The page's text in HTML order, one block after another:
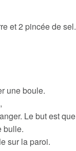
et 2 pincée de sel.
une boule.
Le but est
bulle.
sur la paroi.